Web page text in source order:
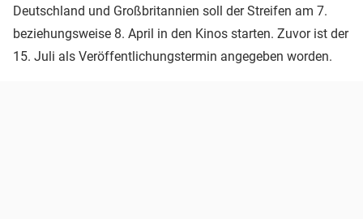
Deutschland und Großbritannien soll der Streifen am 7.
beziehungsweise 8. April in den Kinos starten. Zuvor ist der
15. Juli als Veröffentlichungstermin angegeben worden.